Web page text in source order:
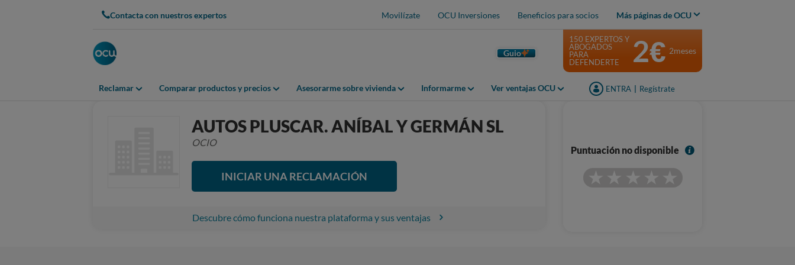
Contacta con nuestros expertos Movilízate OCU Inversiones Beneficios para socios Más páginas de OCU
Guio
Reclamar Comparar productos y precios Asesorarme sobre vivienda Informarme Ver ventajas OCU ENTRA Regístrate
150 EXPERTOS Y
ABOGADOS
PARA
DEFENDERTE
2€ 2meses
AUTOS PLUSCAR. ANÍBAL Y GERMÁN SL
OCIO
INICIAR UNA RECLAMACIÓN
Descubre cómo funciona nuestra plataforma y sus ventajas
Puntuación no disponible
I